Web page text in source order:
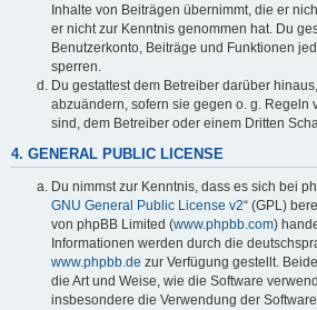
Inhalte von Beiträgen übernimmt, die er
er nicht zur Kenntnis genommen hat. Du
Benutzerkonto, Beiträge und Funktionen
sperren.
Du gestattest dem Betreiber darüber
abzuändern, sofern sie gegen o. g. Regeln
sind, dem Betreiber oder einem Dritten
4. GENERAL PUBLIC LICENSE
Du nimmst zur Kenntnis, dass es sich bei
GNU General Public License v2“ (GPL)
von phpBB Limited (www.phpbb.com)
Informationen werden durch die
www.phpbb.de zur Verfügung gestellt.
die Art und Weise, wie die Software
insbesondere die Verwendung der